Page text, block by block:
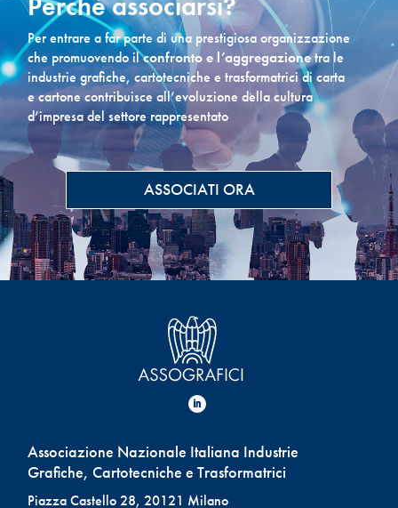
Per entrare a far parte di una prestigiosa organizzazione
che promuovendo ilconfronto e l’aggregazionetra le
industrie grafiche, cartotecniche e trasformatrici di carta
e cartone contribuisce all’evoluzione della cultura
d’impresa del settore rappresentato
ASSOCIATI ORA
Associazione Nazionale Italiana Industrie
Grafiche, Cartotecniche e Trasformatrici
Piazza Castello 28, 20121 Milano